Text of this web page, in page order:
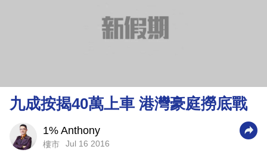
理
財
商
業
九成按揭40萬上車 港灣豪庭撈底戰
1% Anthony
樓市 Jul 16 2016